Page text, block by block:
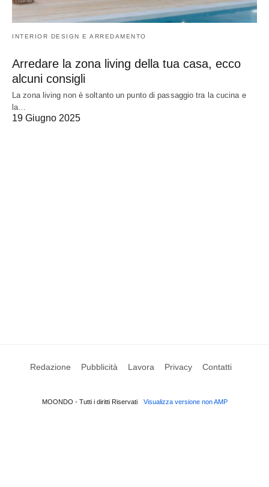
INTERIOR DESIGN E ARREDAMENTO
Arredare la zona living della tua casa, ecco
alcuni consigli
La zona living non è soltanto un punto di passaggio tra la cucina e
la…
19 Giugno 2025
Redazione Pubblicità Lavora Privacy Contatti
MOONDO - Tutti i diritti Riservati Visualizza versione non AMP